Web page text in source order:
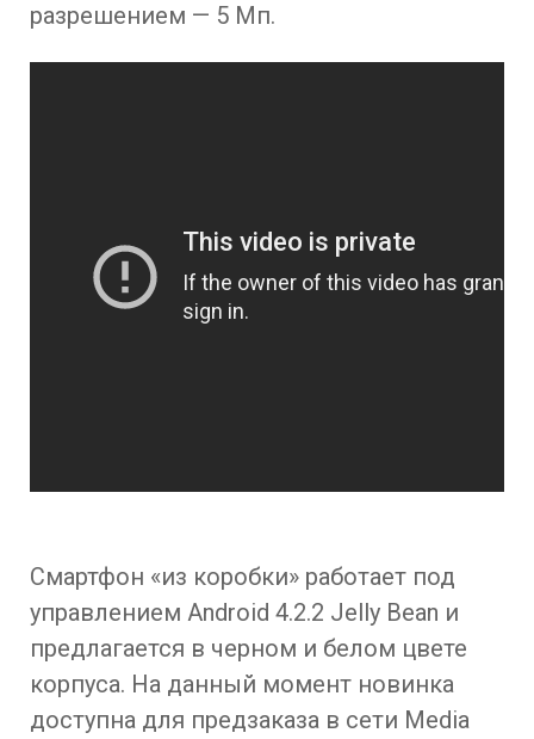
разрешением — 5 Мп.
Смартфон «из коробки» работает под
управлением Android 4.2.2 Jelly Bean и
предлагается в черном и белом цвете
корпуса. На данный момент новинка
доступна для предзаказа в сети Media